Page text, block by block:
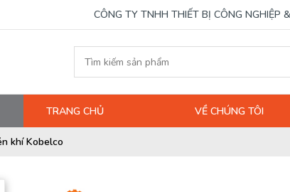
CÔNG TY TNHH THIẾT BỊ CÔNG NGHIỆP
TRANG CHỦ VỀ CHÚNG TÔI
khí Kobelco